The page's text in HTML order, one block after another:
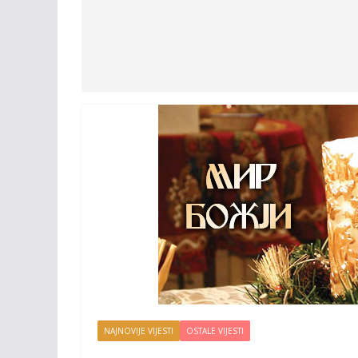
NAJNOVIJE VIJESTI OSTALE VIJESTI